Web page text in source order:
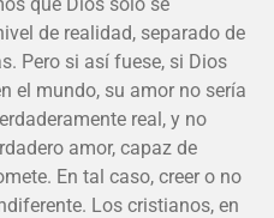
de realidad, separado de
Pero si así fuese, si Dios
el mundo, su amor no sería
real, y no
amor, capaz de
En tal caso, creer o no
Los cristianos, en